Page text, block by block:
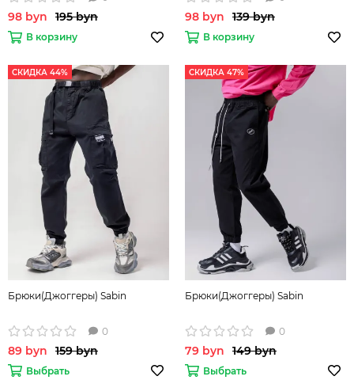
98 byn 195 byn
В корзину
98 byn 139 byn
В корзину
СКИДКА 44%
Брюки(Джоггеры) Sabin
0
89 byn 159 byn
Выбрать
СКИДКА 47%
Брюки(Джоггеры) Sabin
0
79 byn 149 byn
Выбрать